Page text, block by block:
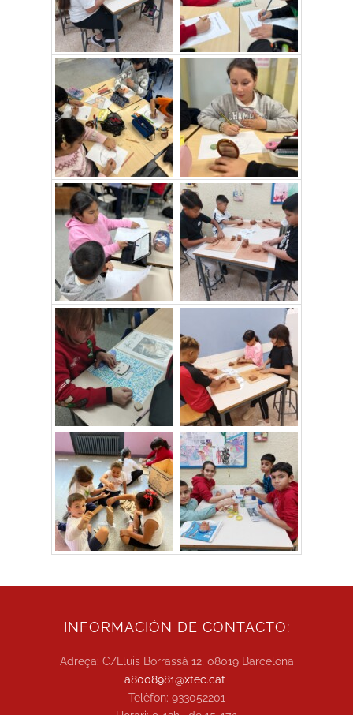
INFORMACIÓN DE CONTACTO:
Adreça: C/Lluis Borrassà 12, 08019 Barcelona
a8008981@xtec.cat
Telèfon: 933052201